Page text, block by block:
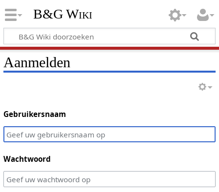
B&G Wiki
Aanmelden
Gebruikersnaam
Wachtwoord